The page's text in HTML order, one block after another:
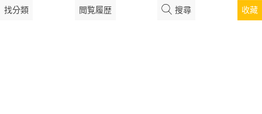
找分類 閲覧履歴 搜尋 收藏